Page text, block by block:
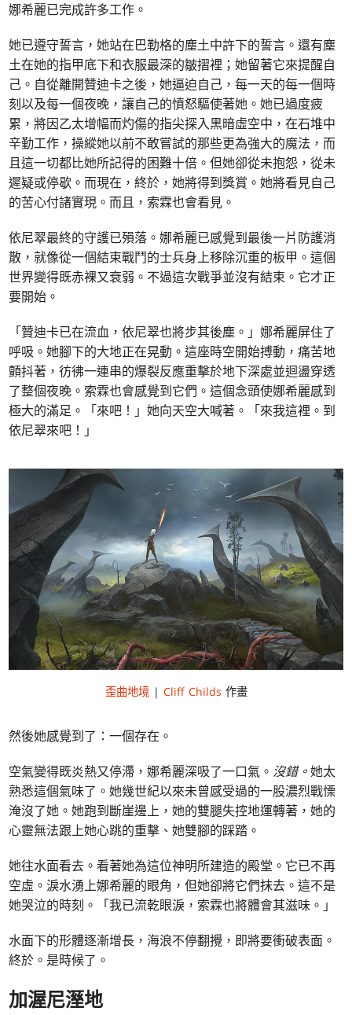
娜希麗已完成許多工作。
她已遵守誓言，她站在巴勒格的塵土中許下的誓言。還有塵
土在她的指甲底下和衣服最深的皺摺裡；她留著它來提醒自
己。自從離開贊迪卡之後，她逼迫自己，每一天的每一個時
刻以及每一個夜晚，讓自己的憤怒驅使著她。她已過度疲
累，將因乙太增幅而灼傷的指尖探入黑暗虛空中，在石堆中
辛勤工作，操縱她以前不敢嘗試的那些更為強大的魔法，而
且這一切都比她所記得的困難十倍。但她卻從未抱怨，從未
遲疑或停歇。而現在，終於，她將得到獎賞。她將看見自己
的苦心付諸實現。而且，索霖也會看見。
依尼翠最終的守護已殞落。娜希麗已感覺到最後一片防護消
散，就像從一個結束戰鬥的士兵身上移除沉重的板甲。這個
世界變得既赤裸又衰弱。不過這次戰爭並沒有結束。它才正
要開始。
「贊迪卡已在流血，依尼翠也將步其後塵。」娜希麗屏住了
呼吸。她腳下的大地正在晃動。這座時空開始搏動，痛苦地
顫抖著，彷彿一連串的爆裂反應重擊於地下深處並迴盪穿透
了整個夜晚。索霖也會感覺到它們。這個念頭使娜希麗感到
極大的滿足。「來吧！」她向天空大喊著。「來我這裡。到
依尼翠來吧！」
歪曲地境| Cliff Childs 作畫
然後她感覺到了：一個存在。
空氣變得既炎熱又停滯，娜希麗深吸了一口氣。 沒錯。她太
熟悉這個氣味了。她幾世紀以來未曾感受過的一股濃烈戰慄
淹沒了她。她跑到斷崖邊上，她的雙腿失控地運轉著，她的
心靈無法跟上她心跳的重擊、她雙腳的踩踏。
她往水面看去。看著她為這位神明所建造的殿堂。它已不再
空虛。淚水湧上娜希麗的眼角，但她卻將它們抹去。這不是
她哭泣的時刻。「我已流乾眼淚，索霖也將體會其滋味。」
水面下的形體逐漸增長，海浪不停翻攪，即將要衝破表面。
終於。是時候了。
加渥尼溼地